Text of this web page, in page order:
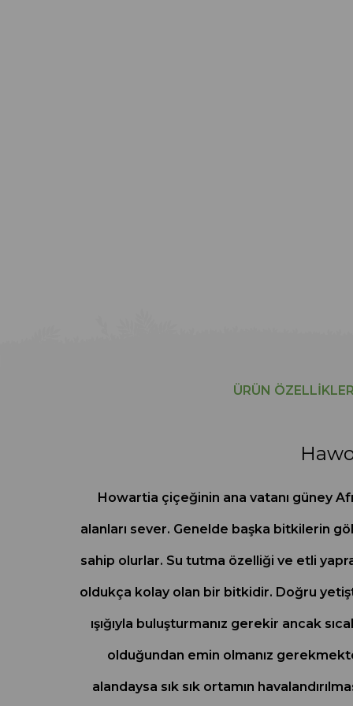
ÜRÜN
Howartia çiçeğinin ana vatanı güney
alanları sever. Genelde başka bitkilerin
sahip olurlar. Su tutma özelliği ve etli
oldukça kolay olan bir bitkidir. Doğru
ışığıyla buluşturmanız gerekir ancak
olduğundan emin olmanız
alandaysa sık sık ortamın